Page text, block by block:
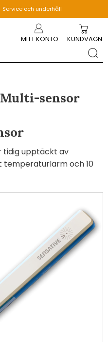
Service och underhåll
MITT KONTO KUNDVAGN
sensor
tidig upptäckt av
och 10